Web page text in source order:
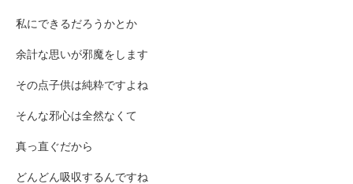
私にできるだろうかとか
余計な思いが邪魔をします
その点子供は純粋ですよね
そんな邪心は全然なくて
真っ直ぐだから
どんどん吸収するんですね